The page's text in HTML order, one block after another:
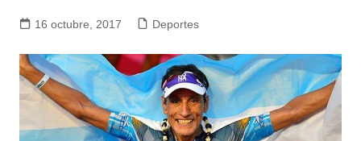
16 octubre, 2017 Deportes